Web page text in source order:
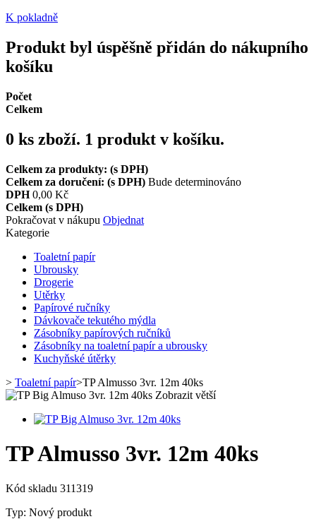
K pokladně
Produkt byl úspěšně přidán do nákupního
košíku
Počet
Celkem
0 ks zboží. 1 produkt v košíku.
Celkem za produkty: (s DPH)
Celkem za doručení: (s DPH) Bude determinováno
DPH 0,00 Kč
Celkem (s DPH)
Pokračovat v nákupu Objednat
Kategorie
Toaletní papír
Ubrousky
Drogerie
Utěrky
Papírové ručníky
Dávkovače tekutého mýdla
Zásobníky papírových ručníků
Zásobníky na toaletní papír a ubrousky
Kuchyňské útěrky
> Toaletní papír>TP Almusso 3vr. 12m 40ks
Zobrazit větší
TP Almusso 3vr. 12m 40ks
Kód skladu 311319
Typ: Nový produkt